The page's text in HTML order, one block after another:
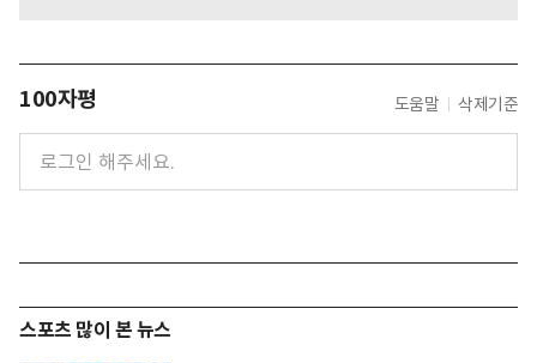
100자평 도움말 삭제기준
스포츠 많이 본 뉴스